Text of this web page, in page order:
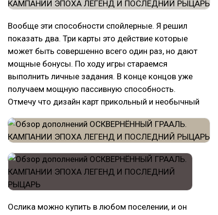
Вообще эти способности спойлерные. Я решил
показать два. Три карты это действие которые
может быть совершенно всего один раз, но дают
мощные бонусы. По ходу игры стараемся
выполнить личные задания. В конце концов уже
получаем мощную пассивную способность.
Отмечу что дизайн карт прикольный и необычный
Ослика можно купить в любом поселении, и он